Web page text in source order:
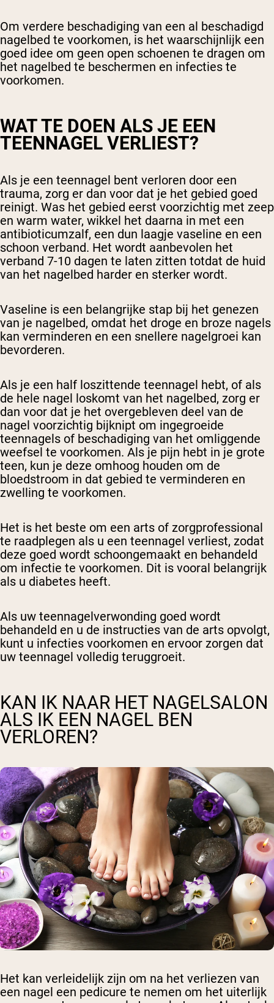
Om verdere beschadiging van een al beschadigd
nagelbed te voorkomen, is het waarschijnlijk een
goed idee om geen open schoenen te dragen om
het nagelbed te beschermen en infecties te
voorkomen.
WAT TE DOEN ALS JE EEN
TEENNAGEL VERLIEST?
Als je een teennagel bent verloren door een
trauma, zorg er dan voor dat je het gebied goed
reinigt. Was het gebied eerst voorzichtig met zeep
en warm water, wikkel het daarna in met een
antibioticumzalf, een dun laagje vaseline en een
schoon verband. Het wordt aanbevolen het
verband 7-10 dagen te laten zitten totdat de huid
van het nagelbed harder en sterker wordt.
Vaseline is een belangrijke stap bij het genezen
van je nagelbed, omdat het droge en broze nagels
kan verminderen en een snellere nagelgroei kan
bevorderen.
Als je een half loszittende teennagel hebt, of als
de hele nagel loskomt van het nagelbed, zorg er
dan voor dat je het overgebleven deel van de
nagel voorzichtig bijknipt om ingegroeide
teennagels of beschadiging van het omliggende
weefsel te voorkomen. Als je pijn hebt in je grote
teen, kun je deze omhoog houden om de
bloedstroom in dat gebied te verminderen en
zwelling te voorkomen.
Het is het beste om een arts of zorgprofessional
te raadplegen als u een teennagel verliest, zodat
deze goed wordt schoongemaakt en behandeld
om infectie te voorkomen. Dit is vooral belangrijk
als u diabetes heeft.
Als uw teennagelverwonding goed wordt
behandeld en u de instructies van de arts opvolgt,
kunt u infecties voorkomen en ervoor zorgen dat
uw teennagel volledig teruggroeit.
KAN IK NAAR HET NAGELSALON
ALS IK EEN NAGEL BEN
VERLOREN?
Het kan verleidelijk zijn om na het verliezen van
een nagel een pedicure te nemen om het uiterlijk